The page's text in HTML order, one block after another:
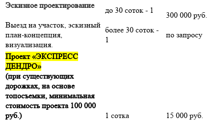
Эскизное проектирование
Выезд на участок, эскизный
план-концепция,
визуализация.
до 30 соток - 1
более 30 соток -
1
300 000 руб.
по запросу
Проект «ЭКСПРЕСС
ДЕНДРО»
(при существующих
дорожках, на основе
топосъемки, минимальная
стоимость проекта 100 000
руб.)
1 сотка 15 000 руб.